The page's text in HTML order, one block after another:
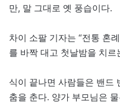
만, 말 그대로 옛 풍습이다.
차이 소팔 기자는 “전통 혼
를 바짝 대고 첫날밤을 치
식이 끝나면 사람들은 밴드
춤을 춘다. 양가 부모님은